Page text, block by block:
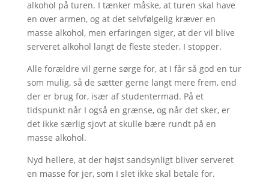
alkohol på turen. I tænker måske, at turen skal have
en over armen, og at det selvfølgelig kræver en
masse alkohol, men erfaringen siger, at der vil blive
serveret alkohol langt de fleste steder, I stopper.
Alle forældre vil gerne sørge for, at I får så god en tur
som mulig, så de sætter gerne langt mere frem, end
der er brug for, især af studentermad. På et
tidspunkt når I også en grænse, og når det sker, er
det ikke særlig sjovt at skulle bære rundt på en
masse alkohol.
Nyd hellere, at der højst sandsynligt bliver serveret
en masse for jer, som I slet ikke skal betale for.